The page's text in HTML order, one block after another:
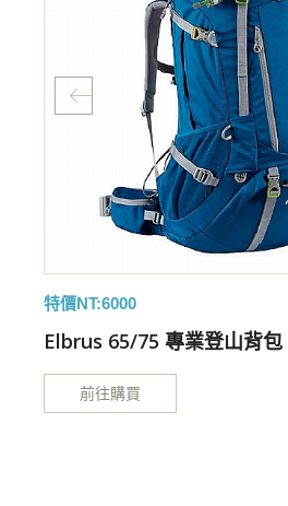
特價NT:6000
Elbrus 65/75 專業登山背包
前往購買